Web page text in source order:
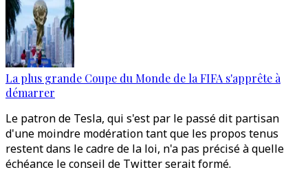
La plus grande Coupe du Monde de la FIFA s'apprête à
démarrer
Le patron de Tesla, qui s'est par le passé dit partisan
d'une moindre modération tant que les propos tenus
restent dans le cadre de la loi, n'a pas précisé à quelle
échéance le conseil de Twitter serait formé.